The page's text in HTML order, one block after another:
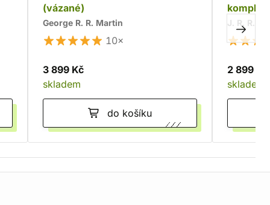
(vázané)
George R. R. Martin
10×
3 899 Kč
skladem
do košíku
komplet
J. R. R.
2 899 Kč
skladem